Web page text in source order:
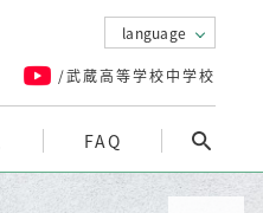
FAQ
/武蔵高等学校中学校
language